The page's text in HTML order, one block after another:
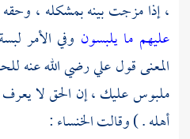
، إذا مزجت بينه بمشكله ، وحقه
عليهم ما يلبسون وفي الأمر
المعنى قولعليرضي الله عنه
ملبوس عليك ، إن الحق لا
أهله . ) وقالتالخنساء: